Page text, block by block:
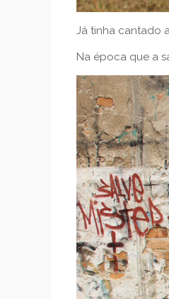
Já tinha cantado
Na época que a